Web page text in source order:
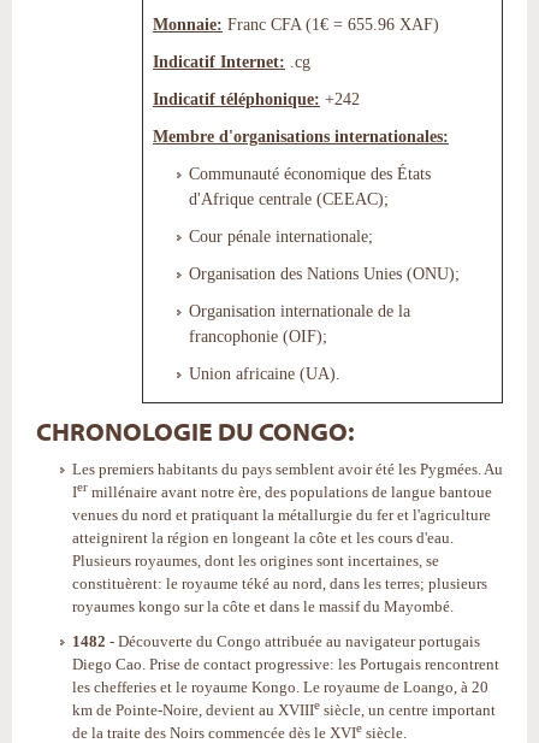
Monnaie: Franc CFA (1€ = 655.96 XAF)
Indicatif Internet: .cg
Indicatif téléphonique: +242
Membre d'organisations internationales:
Communauté économique des États
d'Afrique centrale (CEEAC);
Cour pénale internationale;
Organisation des Nations Unies (ONU);
Organisation internationale de la
francophonie (OIF);
Union africaine (UA).
CHRONOLOGIE DU CONGO:
Les premiers habitants du pays semblent avoir été les Pygmées. Au
Ier millénaire avant notre ère, des populations de langue bantoue
venues du nord et pratiquant la métallurgie du fer et l'agriculture
atteignirent la région en longeant la côte et les cours d'eau.
Plusieurs royaumes, dont les origines sont incertaines, se
constituèrent: le royaume téké au nord, dans les terres; plusieurs
royaumes kongo sur la côte et dans le massif du Mayombé.
1482 - Découverte du Congo attribuée au navigateur portugais
Diego Cao. Prise de contact progressive: les Portugais rencontrent
les chefferies et le royaume Kongo. Le royaume de Loango, à 20
km de Pointe-Noire, devient au XVIIIe siècle, un centre important
de la traite des Noirs commencée dès le XVIe siècle.